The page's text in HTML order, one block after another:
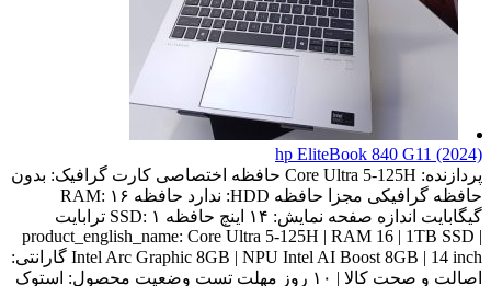
hp EliteBook 840 G11 (2024)
پردازنده: Core Ultra 5-125H حافظه اختصاصی کارت گرافیک: بدون
حافظه گرافیکی مجزا
حافظه HDD: ندارد حافظه RAM: ۱۶
گیگابایت اندازه صفحه نمایش: ۱۴ اینچ حافظه SSD: ۱ ترابایت
product_english_name: Core Ultra 5-125H | RAM 16 | 1TB SSD |
Intel Arc Graphic 8GB | NPU Intel AI Boost 8GB | 14 inch گارانتی:
اصالت و صحت کالا | ۱۰ روز مهلت تست
وضعیت محصول: استوک